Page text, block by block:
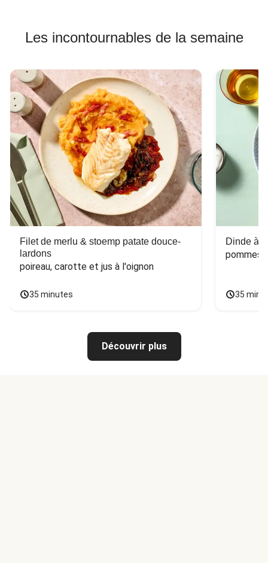
Les incontournables de la semaine
Filet de merlu & stoemp patate douce-
lardons
poireau, carotte et jus à l'oignon
35 minutes
Dinde à
pommes
35
Découvrir plus